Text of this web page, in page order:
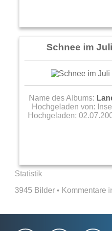
Schnee im
Name des Albums:
Hochgeladen von:
Hochgeladen:
Statistik
3945 Bilder • Kommentare